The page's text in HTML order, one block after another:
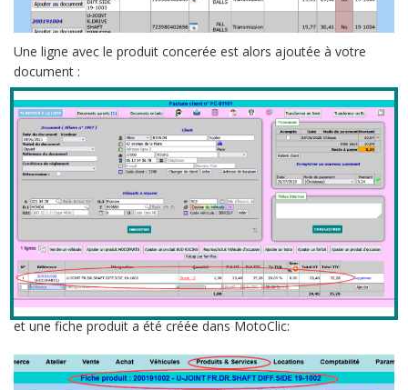
Une ligne avec le produit concerée est alors ajoutée à votre
document :
et une fiche produit a été créée dans MotoClic: